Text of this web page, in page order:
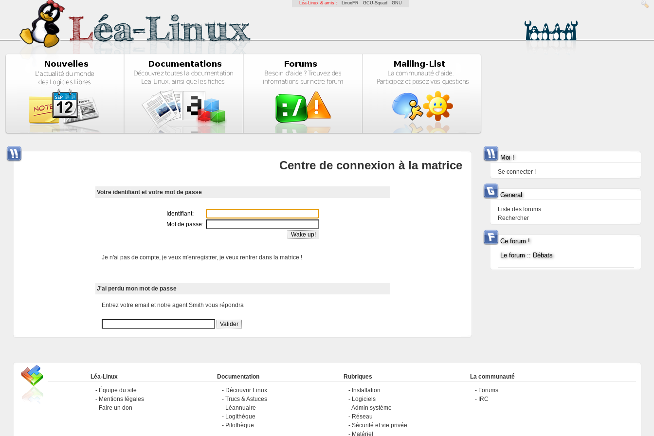
Léa-Linux & amis : LinuxFR GCU-Squad GNU
Centre de connexion à la matrice
Votre identifiant et votre mot de passe
Identifiant:
Mot de passe:
Je n'ai pas de compte, je veux m'enregistrer, je veux rentrer dans la matrice !
J'ai perdu mon mot de passe
Entrez votre email et notre agent Smith vous répondra
Moi !
Se connecter !
General
Liste des forums
Rechercher
Ce forum !
Le forum :: Débats
Léa-Linux
Équipe du site
Mentions légales
Faire un don
Documentation
Découvrir Linux
Trucs & Astuces
Léannuaire
Logithèque
Pilothèque
Rubriques
Installation
Logiciels
Admin système
Réseau
Sécurité et vie privée
Matériel
La communauté
Forums
IRC